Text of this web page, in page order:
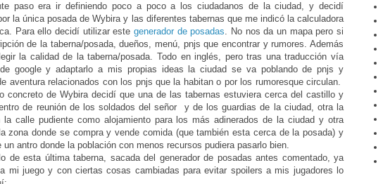
paso era ir definiendo poco a poco a los ciudadanos de la ciudad, y decidí
la única posada de Wybira y las diferentes tabernas que me indicó la calculadora
Para ello decidí utilizar este generador de posadas. No nos da un mapa pero si
de la taberna/posada, dueños, menú, pnjs que encontrar y rumores. Además
la calidad de la taberna/posada. Todo en inglés, pero tras una traducción vía
google y adaptarlo a mis propias ideas la ciudad se va poblando de pnjs y
aventura relacionados con los pnjs que la habitan o por los rumoresque circulan.
concreto de Wybira decidí que una de las tabernas estuviera cerca del castillo y
de reunión de los soldados del señor y de los guardias de la ciudad, otra la
la calle pudiente como alojamiento para los más adinerados de la ciudad y otra
zona donde se compra y vende comida (que también esta cerca de la posada) y
un antro donde la población con menos recursos pudiera pasarlo bien.
de esta última taberna, sacada del generador de posadas antes comentado, ya
mi juego y con ciertas cosas cambiadas para evitar spoilers a mis jugadores lo